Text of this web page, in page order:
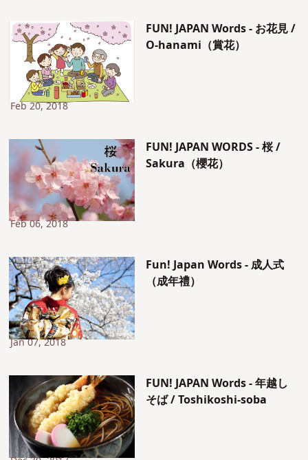
FUN! JAPAN Words - お花見 /
O-hanami（賞花）
Feb 20, 2018
FUN! JAPAN WORDS - 桜 /
Sakura（櫻花）
Feb 06, 2018
Fun! Japan Words - 成人式
（成年禮）
Jan 07, 2018
FUN! JAPAN Words - 年越し
そば / Toshikoshi-soba